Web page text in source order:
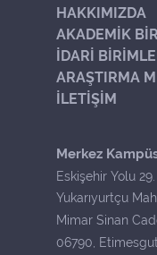
HAKKIMIZDA
AKADEMİK
İDARİ
ARAŞTIRMA
İLETİŞİM
Merkez
Eskişehir Yolu 29.
Yukarıyurtçu
Mimar Sinan
06790,